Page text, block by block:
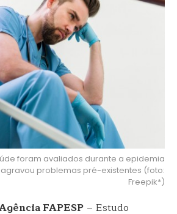
foram avaliados durante a epidemia
agravou problemas pré-existentes (foto:
Freepik*)
FAPESP – Estudo